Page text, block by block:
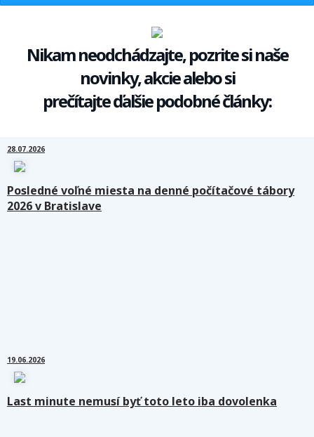
Nikam neodchádzajte, pozrite si naše
novinky, akcie alebo si
prečítajte ďalšie podobné články:
28.07.2026
Posledné voľné miesta na denné počítačové tábory
2026 v Bratislave
19.06.2026
Last minute nemusí byť toto leto iba dovolenka